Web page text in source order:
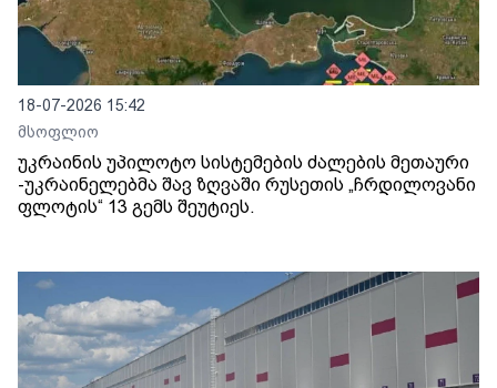
18-07-2026 15:42
მსოფლიო
უკრაინის უპილოტო სისტემების ძალების მეთაური
-უკრაინელებმა შავ ზღვაში რუსეთის „ჩრდილოვანი
ფლოტის“ 13 გემს შეუტიეს.